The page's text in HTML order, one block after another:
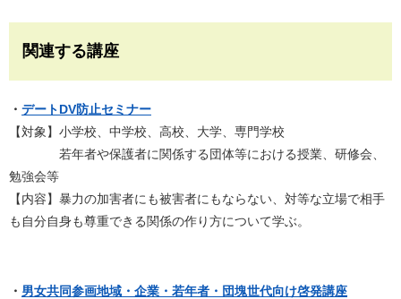
関連する講座
・ デートDV防止セミナー
【​対象】小学校、中学校、高校、大学、専門学校
若年者や保護者に関係する団体等における授業、研修会、
勉強会等
【内容】暴力の加害者にも被害者にもならない、対等な立場で相手
も自分自身も尊重できる関係の作り方について学ぶ。
・ 男女共同参画地域・企業・若年者・団塊世代向け啓発講座